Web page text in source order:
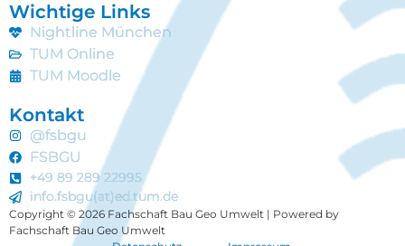
Wichtige Links
Nightline München
TUM Online
TUM Moodle
Kontakt
@fsbgu
FSBGU
+49 89 289 22995
info.fsbgu(at)ed.tum.de
Copyright © 2026 Fachschaft Bau Geo Umwelt | Powered by
Fachschaft Bau Geo Umwelt